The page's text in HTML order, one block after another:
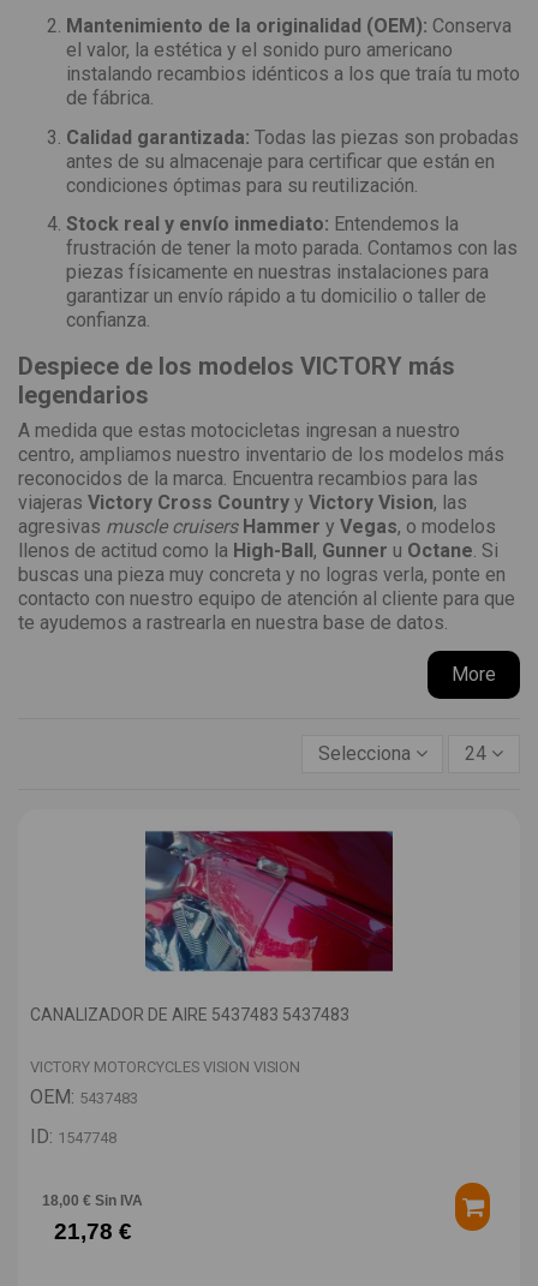
Mantenimiento de la originalidad (OEM): Conserva
el valor, la estética y el sonido puro americano
instalando recambios idénticos a los que traía tu moto
de fábrica.
Calidad garantizada: Todas las piezas son probadas
antes de su almacenaje para certificar que están en
condiciones óptimas para su reutilización.
Stock real y envío inmediato: Entendemos la
frustración de tener la moto parada. Contamos con las
piezas físicamente en nuestras instalaciones para
garantizar un envío rápido a tu domicilio o taller de
confianza.
Despiece de los modelos VICTORY más
legendarios
A medida que estas motocicletas ingresan a nuestro
centro, ampliamos nuestro inventario de los modelos más
reconocidos de la marca. Encuentra recambios para las
viajeras Victory Cross Country y Victory Vision, las
agresivas muscle cruisers Hammer y Vegas, o modelos
llenos de actitud como la High-Ball , Gunner u Octane. Si
buscas una pieza muy concreta y no logras verla, ponte en
contacto con nuestro equipo de atención al cliente para que
te ayudemos a rastrearla en nuestra base de datos.
More
Selecciona 24
CANALIZADOR DE AIRE 5437483 5437483
VICTORY MOTORCYCLES VISION VISION
OEM: 5437483
ID: 1547748
18,00 € Sin IVA
21,78 €